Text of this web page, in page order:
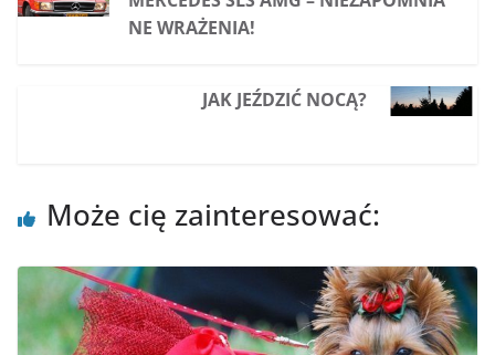
NE WRAŻENIA!
JAK JEŹDZIĆ NOCĄ?
Może cię zainteresować: